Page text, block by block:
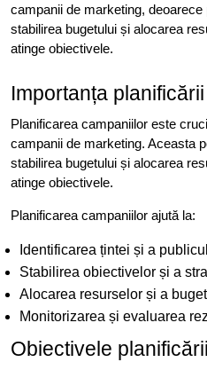
campanii de marketing, deoarece
stabilirea bugetului și alocarea
atinge obiectivele.
Importanța
Planificarea campaniilor este
campanii de marketing. Aceasta
stabilirea bugetului și alocarea
atinge obiectivele.
Planificarea campaniilor ajută la:
Identificarea țintei și a
Stabilirea obiectivelor și a
Alocarea resurselor și a
Monitorizarea și evaluarea
Obiectivele